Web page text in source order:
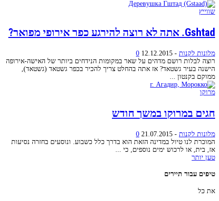
שווייץ
Gshtad. אתה לא רוצה להירגע כפר אירופי מפואר?
מלונות לקנות -
12.12.2015
0
רוצה לבלות רושם מדהים על שאר במקומות הנידחים ביותר של האישה-אירופה
הישנה בעיר גשטאד? אז אתה בהחלט צריך להכיר בכפר גשטאד (גשטאד),
ממוקם בקנטון ...
מרוקו
חגים במרוקו במשך חודש
מלונות לקנות -
21.07.2015
0
המוכרת לנו טיול במדינה הזאת הוא בדרך כלל כשבוע. ונוסעים בחזרה נסיעות
אז, בית, או לרכוש ימים נוספים, כי ...
טען יותר
טיפים עבור תיירים
את כל